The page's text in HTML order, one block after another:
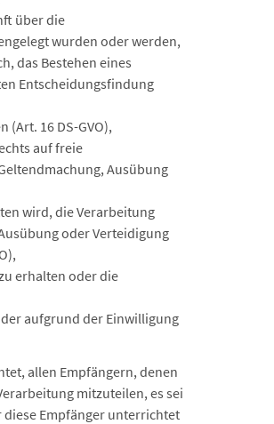
über die
wurden oder werden,
das Bestehen eines
Entscheidungsfindung
16 DS-GVO),
auf freie
Ausübung
wird, die Verarbeitung
oder Verteidigung
erhalten oder die
aufgrund der Einwilligung
allen Empfängern, denen
mitzuteilen, es sei
Empfänger unterrichtet